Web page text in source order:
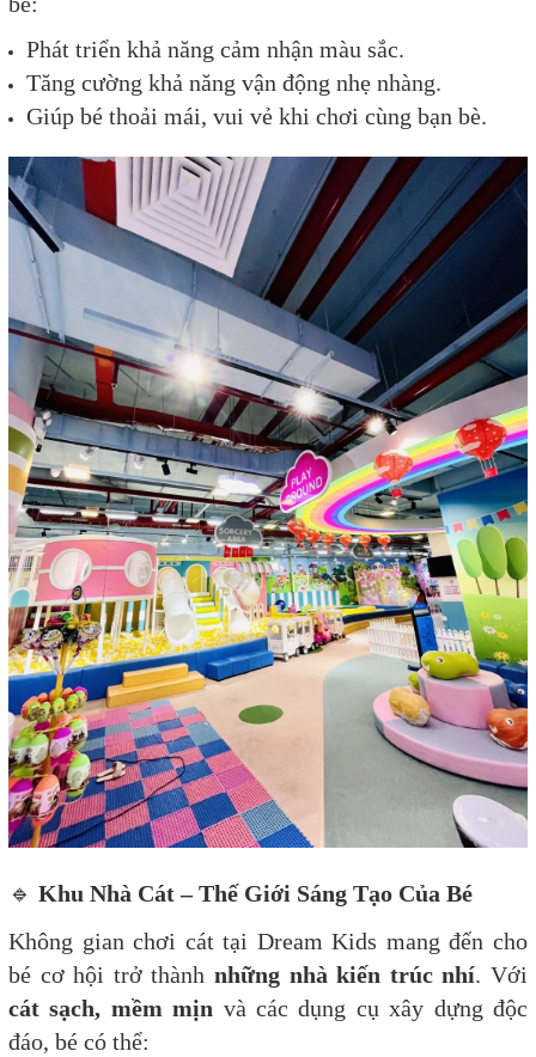
Phát triển khả năng cảm nhận màu sắc.
Tăng cường khả năng vận động nhẹ nhàng.
Giúp bé thoải mái, vui vẻ khi chơi cùng bạn bè.
🔹 Khu Nhà Cát – Thế Giới Sáng Tạo Của Bé
Không gian chơi cát tại Dream Kids mang đến cho
bé cơ hội trở thành những nhà kiến trúc nhí. Với
cát sạch, mềm mịn và các dụng cụ xây dựng độc
đáo, bé có thể: